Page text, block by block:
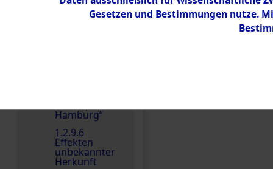
Neuengamm
Hamburg“
1.2.9.6
Effekten
unbekannter
Herkunft
Gesetzen und Bestimmungen nutze.